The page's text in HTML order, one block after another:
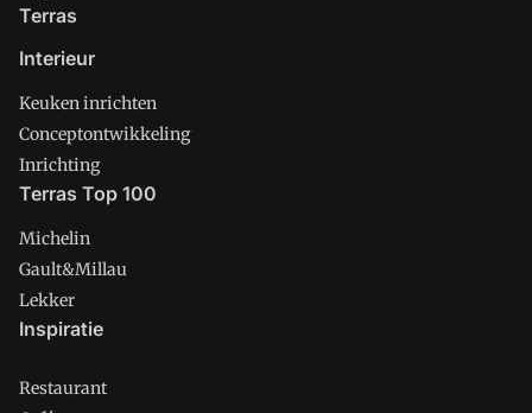
Terras
Interieur
Keuken inrichten
Conceptontwikkeling
Inrichting
Terras Top 100
Michelin
Gault&Millau
Lekker
Inspiratie
Restaurant